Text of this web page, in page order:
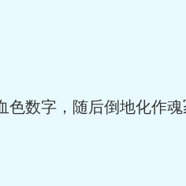
数字，随后倒地化作魂